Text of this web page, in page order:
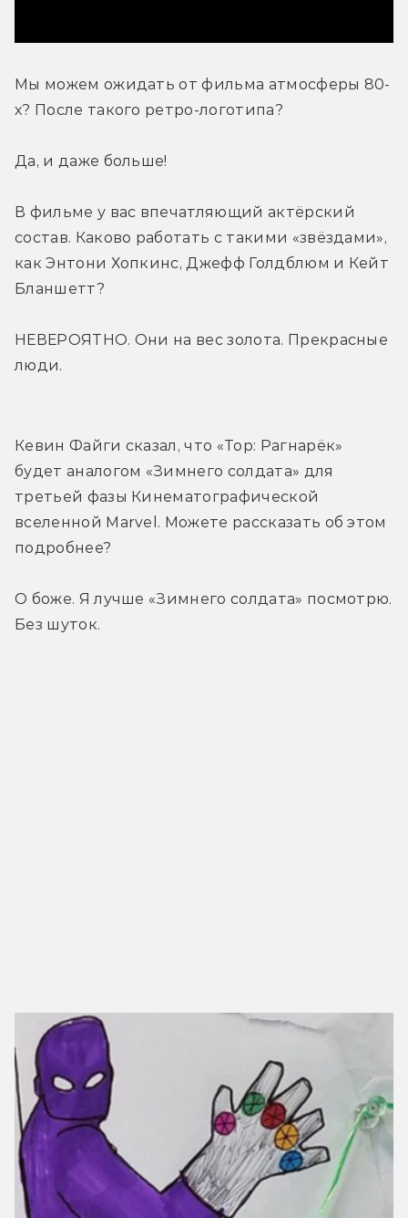
Мы можем ожидать от фильма атмосферы 80-
х? После такого ретро-логотипа?
Да, и даже больше!
В фильме у вас впечатляющий актёрский
состав. Каково работать с такими «звёздами»,
как Энтони Хопкинс, Джефф Голдблюм и Кейт
Бланшетт?
НЕВЕРОЯТНО. Они на вес золота. Прекрасные
люди.
Кевин Файги сказал, что «Тор: Рагнарёк»
будет аналогом «Зимнего солдата» для
третьей фазы Кинематографической
вселенной Marvel. Можете рассказать об этом
подробнее?
О боже. Я лучше «Зимнего солдата» посмотрю.
Без шуток.